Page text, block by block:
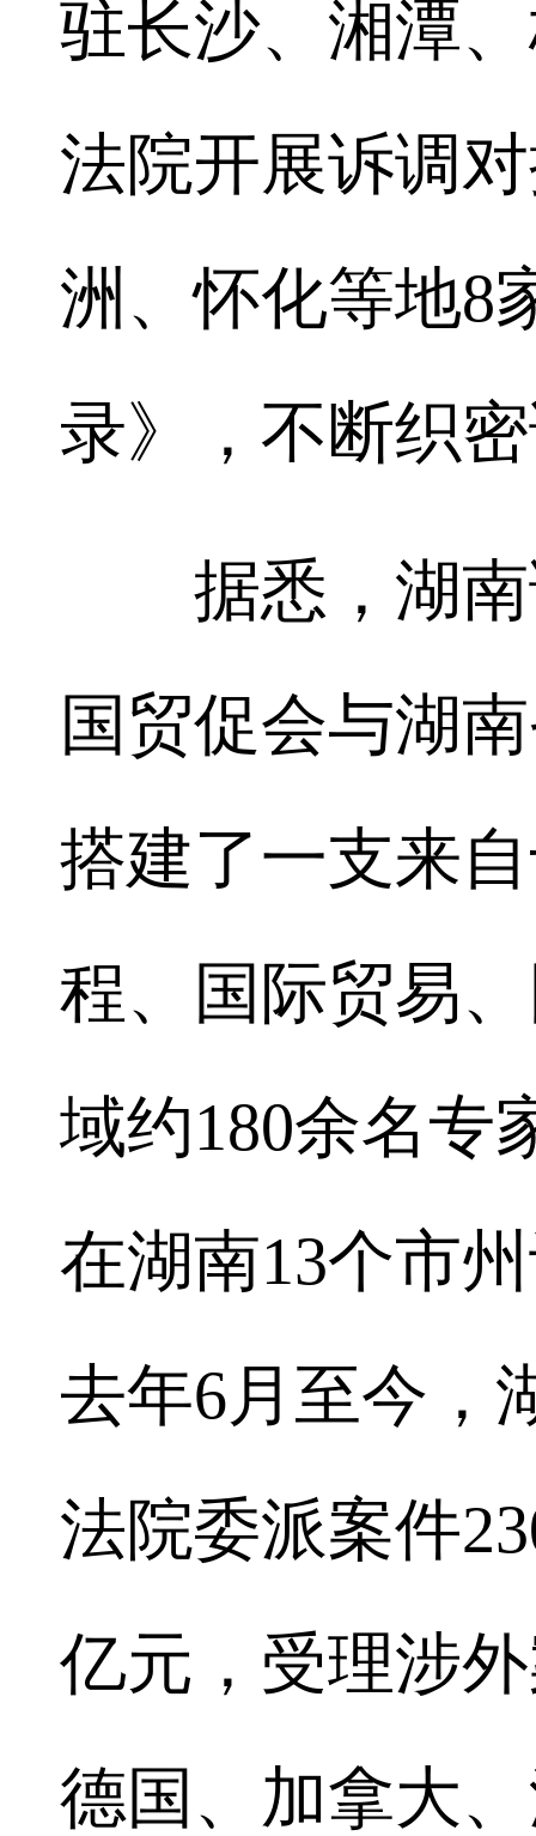
驻长沙、湘潭
法院开展诉调
洲、怀化等地8
录》，不断织
据悉，湖南
国贸促会与湖
搭建了一支来
程、国际贸易
域约180余名专
在湖南13个市
去年6月至今，
法院委派案件
亿元，受理涉
德国、加拿大